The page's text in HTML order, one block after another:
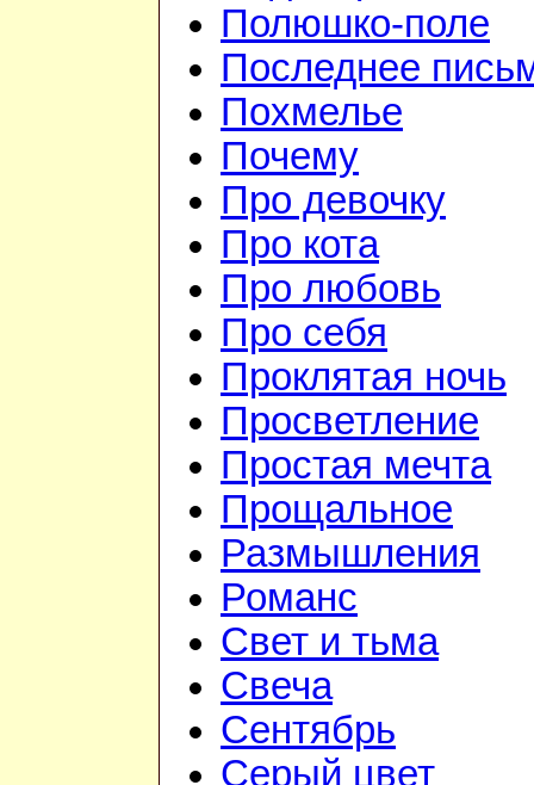
Полюшко-поле
Последнее
Похмелье
Почему
Про девочку
Про кота
Про любовь
Про себя
Проклятая ночь
Просветление
Простая мечта
Прощальное
Размышления
Романс
Свет и тьма
Свеча
Сентябрь
Серый цвет